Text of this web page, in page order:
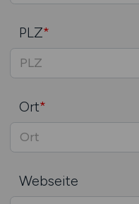
PLZ*
Ort*
Webseite